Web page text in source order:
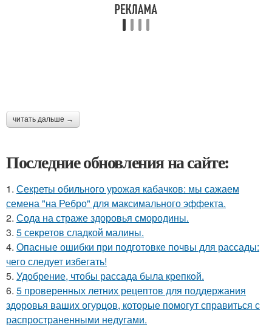
читать дальше →
Последние обновления на сайте:
1. Секреты обильного урожая кабачков: мы сажаем
семена "на Ребро" для максимального эффекта.
2. Сода на страже здоровья смородины.
3. 5 секретов сладкой малины.
4. Опасные ошибки при подготовке почвы для рассады:
чего следует избегать!
5. Удобрение, чтобы рассада была крепкoй.
6. 5 проверенных летних рецептов для поддержания
здоровья ваших огурцов, которые помогут справиться с
распространенными недугами.